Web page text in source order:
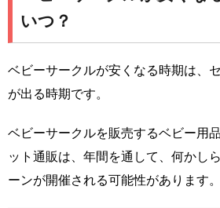
いつ？
ベビーサークルが安くなる時期は、
が出る時期です。
ベビーサークルを販売するベビー用
ット通販は、年間を通して、何かし
ーンが開催される可能性があります。